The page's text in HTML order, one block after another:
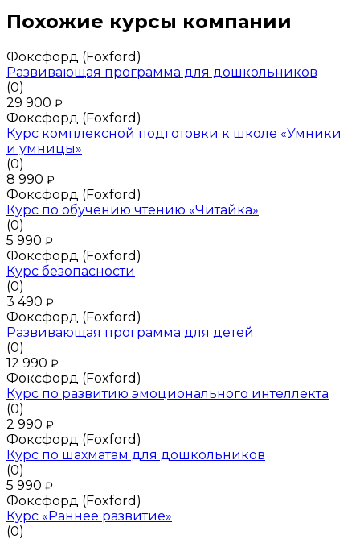
Похожие курсы компании
Фоксфорд (Foxford)
Развивающая программа для дошкольников
(0)
29 900 ₽
Фоксфорд (Foxford)
Курс комплексной подготовки к школе «Умники
и умницы»
(0)
8 990 ₽
Фоксфорд (Foxford)
Курс по обучению чтению «Читайка»
(0)
5 990 ₽
Фоксфорд (Foxford)
Курс безопасности
(0)
3 490 ₽
Фоксфорд (Foxford)
Развивающая программа для детей
(0)
12 990 ₽
Фоксфорд (Foxford)
Курс по развитию эмоционального интеллекта
(0)
2 990 ₽
Фоксфорд (Foxford)
Курс по шахматам для дошкольников
(0)
5 990 ₽
Фоксфорд (Foxford)
Курс «Раннее развитие»
(0)